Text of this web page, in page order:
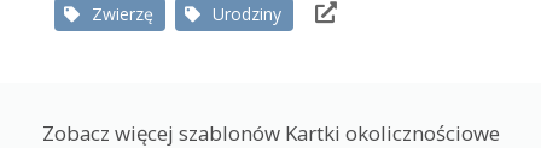
Zwierzę
Urodziny
Zobacz więcej szablonów Kartki okolicznościowe